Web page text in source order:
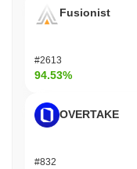
Fusionist
#2613
94.53%
OVERTAKE
#832